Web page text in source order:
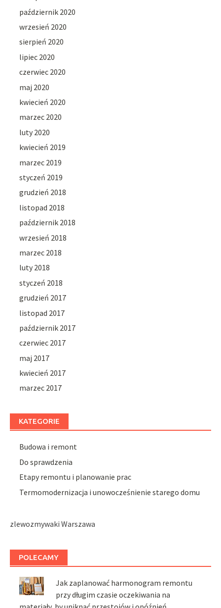
październik 2020
wrzesień 2020
sierpień 2020
lipiec 2020
czerwiec 2020
maj 2020
kwiecień 2020
marzec 2020
luty 2020
kwiecień 2019
marzec 2019
styczeń 2019
grudzień 2018
listopad 2018
październik 2018
wrzesień 2018
marzec 2018
luty 2018
styczeń 2018
grudzień 2017
listopad 2017
październik 2017
czerwiec 2017
maj 2017
kwiecień 2017
marzec 2017
KATEGORIE
Budowa i remont
Do sprawdzenia
Etapy remontu i planowanie prac
Termomodernizacja i unowocześnienie starego domu
zlewozmywaki Warszawa
POLECAMY
Jak zaplanować harmonogram remontu
przy długim czasie oczekiwania na